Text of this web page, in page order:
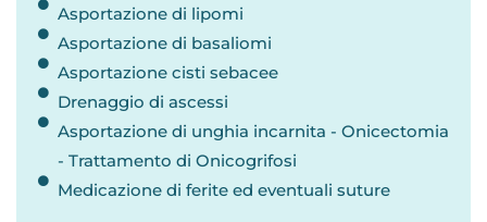
Asportazione di lipomi
Asportazione di basaliomi
Asportazione cisti sebacee
Drenaggio di ascessi
Asportazione di unghia incarnita - Onicectomia
- Trattamento di Onicogrifosi
Medicazione di ferite ed eventuali suture